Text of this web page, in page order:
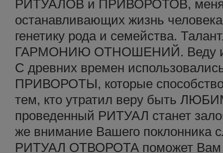
РИТУАЛОВ и ПРИВОРОТОВ,
останавливающих жизнь
генетику рода и семейства.
ГАРМОНИЮ ОТНОШЕНИЙ. Веду
С древних времен
ПРИВОРОТЫ, которые
тем, кто утратил веру быть
проведенный РИТУАЛ станет
же внимание Вашего поклонника
РИТУАЛ ОТВОРОТА поможет